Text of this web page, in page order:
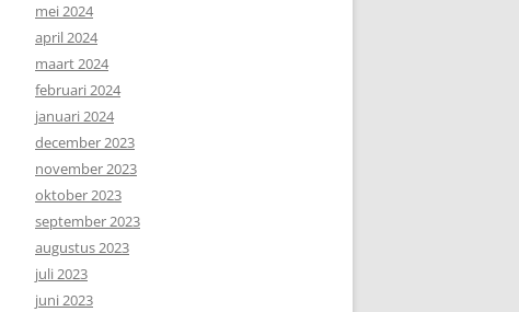
mei 2024
april 2024
maart 2024
februari 2024
januari 2024
december 2023
november 2023
oktober 2023
september 2023
augustus 2023
juli 2023
juni 2023